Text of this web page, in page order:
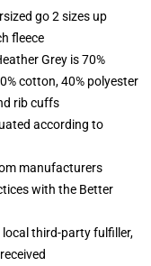
go 2 sizes up
fleece
Grey is 70%
cotton, 40% polyester
rib cuffs
according to
manufacturers
with the Better
local third-party fulfiller,